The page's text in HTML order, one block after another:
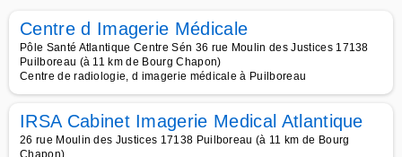
Centre d Imagerie Médicale
Pôle Santé Atlantique Centre Sén 36 rue Moulin des Justices 17138
Puilboreau (à 11 km de Bourg Chapon)
Centre de radiologie, d imagerie médicale à Puilboreau
IRSA Cabinet Imagerie Medical Atlantique
26 rue Moulin des Justices 17138 Puilboreau (à 11 km de Bourg
Chapon)